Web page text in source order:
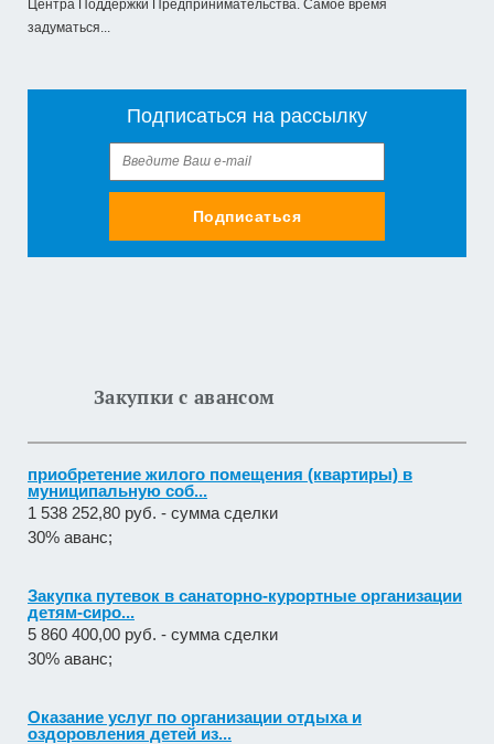
Центра Поддержки Предпринимательства. Самое время
задуматься...
Подписаться на рассылку
Подписаться
Закупки с авансом
приобретение жилого помещения (квартиры) в
муниципальную соб...
1 538 252,80 руб. - сумма сделки
30% аванс;
Закупка путевок в санаторно-курортные организации
детям-сиро...
5 860 400,00 руб. - сумма сделки
30% аванс;
Оказание услуг по организации отдыха и
оздоровления детей из...